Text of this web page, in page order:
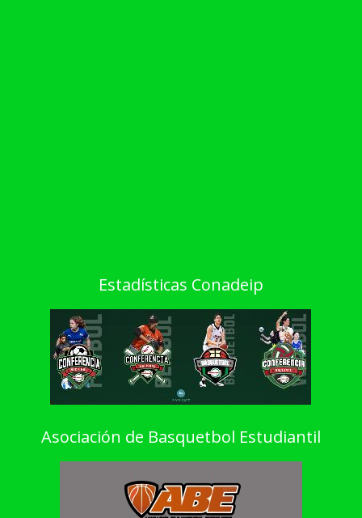
Estadísticas Conadeip
Asociación de Basquetbol Estudiantil